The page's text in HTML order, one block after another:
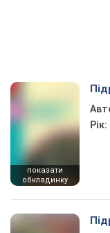
показати
обкладинку
Рік: